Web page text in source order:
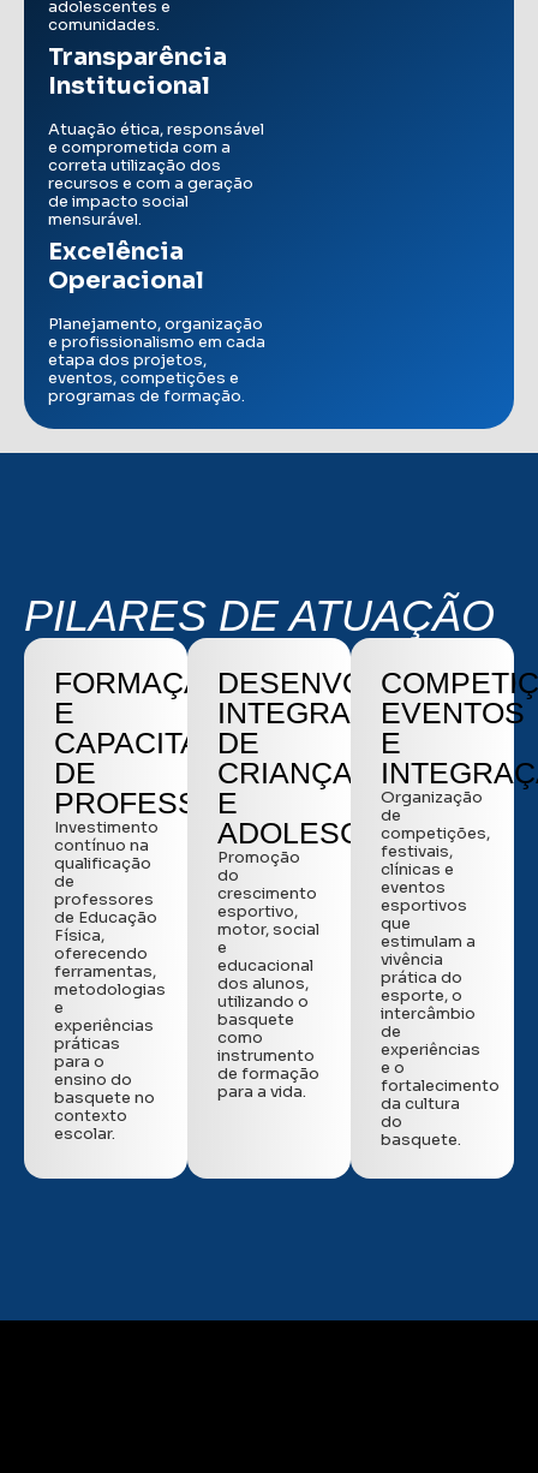
adolescentes e
comunidades.
Transparência
Institucional
Atuação ética, responsável
e comprometida com a
correta utilização dos
recursos e com a geração
de impacto social
mensurável.
Excelência
Operacional
Planejamento, organização
e profissionalismo em cada
etapa dos projetos,
eventos, competições e
programas de formação.
PILARES DE ATUAÇÃO
FORMAÇÃO
E
CAPACITAÇÃO
DE
PROFESSORES
Investimento
contínuo na
qualificação
de
professores
de Educação
Física,
oferecendo
ferramentas,
metodologias
e
experiências
práticas
para o
ensino do
basquete no
contexto
escolar.
DESENVOLVIMENTO
INTEGRAL
DE
CRIANÇAS
E
ADOLESCENTES
Promoção
do
crescimento
esportivo,
motor, social
e
educacional
dos alunos,
utilizando o
basquete
como
instrumento
de formação
para a vida.
EVENTOS
E
Organização
de
competições,
festivais,
clínicas e
eventos
esportivos
que
estimulam a
vivência
prática do
esporte, o
intercâmbio
de
experiências
e o
fortalecimento
da cultura
do
basquete.